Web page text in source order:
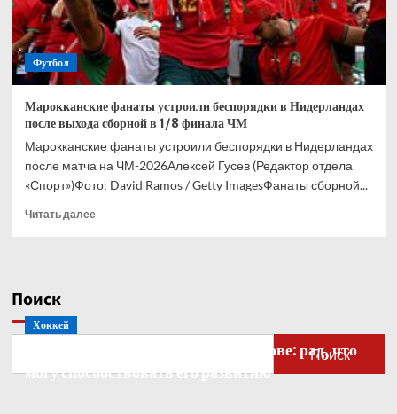
Футбол
Марокканские фанаты устроили беспорядки в Нидерландах
после выхода сборной в 1/8 финала ЧМ
Марокканские фанаты устроили беспорядки в Нидерландах
после матча на ЧМ-2026Алексей Гусев (Редактор отдела
«Спорт»)Фото: David Ramos / Getty ImagesФанаты сборной...
Читать далееПрочитать
Поиск
Поиск
Хоккей
Бобровский — о голкипере Ахтямове: рад, что
могу способствовать его развитию